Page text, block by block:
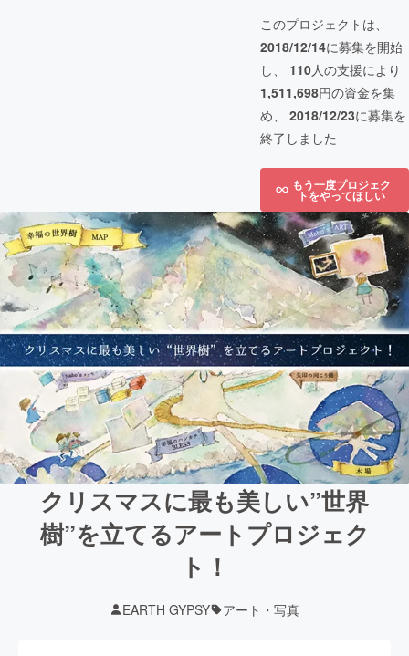
このプロジェクトは、
2018/12/14に募集を開始
し、 110人の支援により
1,511,698円の資金を集
め、 2018/12/23に募集を
終了しました
もう一度プロジェク
トをやってほしい
クリスマスに最も美しい”世界
樹”を立てるアートプロジェク
ト！
EARTH GYPSY アート・写真